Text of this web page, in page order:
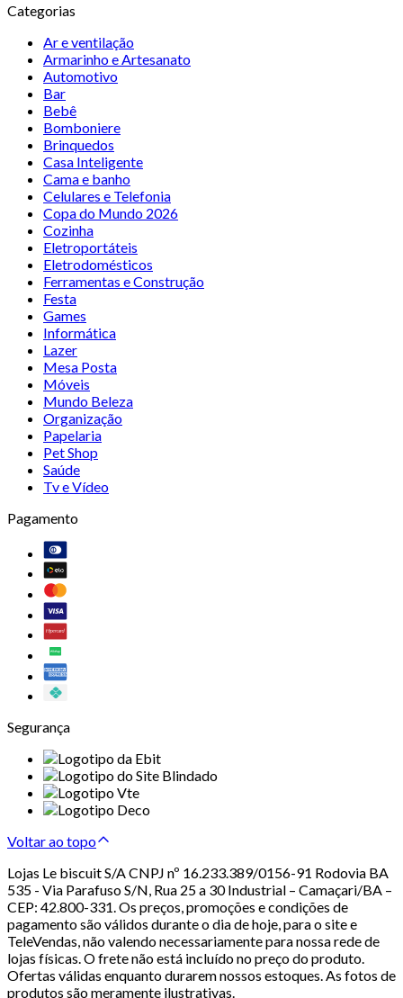
Categorias
Ar e ventilação
Armarinho e Artesanato
Automotivo
Bar
Bebê
Bomboniere
Brinquedos
Casa Inteligente
Cama e banho
Celulares e Telefonia
Copa do Mundo 2026
Cozinha
Eletroportáteis
Eletrodomésticos
Ferramentas e Construção
Festa
Games
Informática
Lazer
Mesa Posta
Móveis
Mundo Beleza
Organização
Papelaria
Pet Shop
Saúde
Tv e Vídeo
Pagamento
Segurança
Voltar ao topo
Lojas Le biscuit S/A CNPJ nº 16.233.389/0156-91 Rodovia BA
535 - Via Parafuso S/N, Rua 25 a 30 Industrial – Camaçari/BA –
CEP: 42.800-331. Os preços, promoções e condições de
pagamento são válidos durante o dia de hoje, para o site e
TeleVendas, não valendo necessariamente para nossa rede de
lojas físicas. O frete não está incluído no preço do produto.
Ofertas válidas enquanto durarem nossos estoques. As fotos de
produtos são meramente ilustrativas.